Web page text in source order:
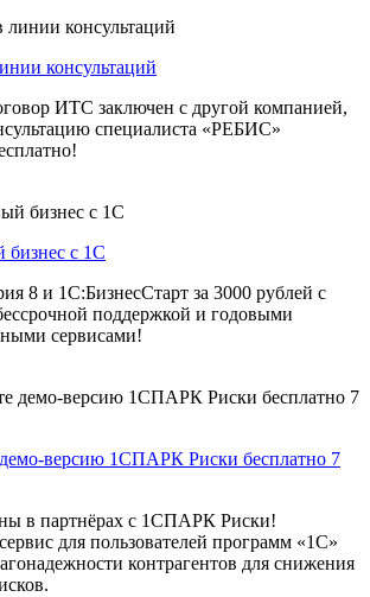
консультаций
ИТС заключен с другой компанией,
специалиста «РЕБИС»
с 1С
8 и 1С:БизнесСтарт за 3000 рублей с
поддержкой и годовыми
сервисами!
версию 1СПАРК Риски бесплатно 7
в партнёрах с 1СПАРК Риски!
для пользователей программ «1С»
контрагентов для снижения